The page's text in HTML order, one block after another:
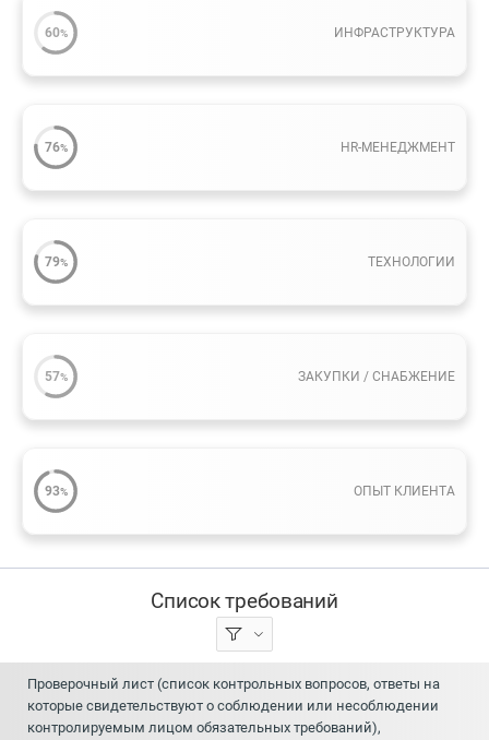
60% ИНФРАСТРУКТУРА
76% HR-МЕНЕДЖМЕНТ
79% ТЕХНОЛОГИИ
57% ЗАКУПКИ / СНАБЖЕНИЕ
93% ОПЫТ КЛИЕНТА
Список требований
Проверочный лист (список контрольных вопросов, ответы на
которые свидетельствуют о соблюдении или несоблюдении
контролируемым лицом обязательных требований),